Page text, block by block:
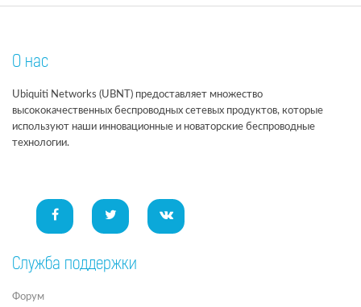
О нас
Ubiquiti Networks (UBNT) предоставляет множество
высококачественных беспроводных сетевых продуктов, которые
используют наши инновационные и новаторские беспроводные
технологии.
Служба поддержки
Форум